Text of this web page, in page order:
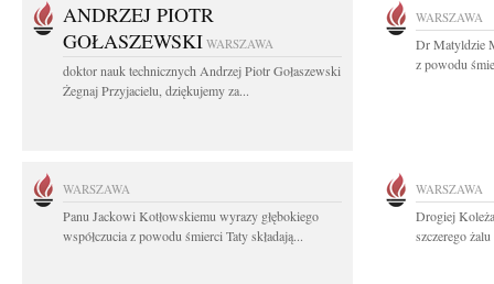
ANDRZEJ PIOTR
GOŁASZEWSKI WARSZAWA
doktor nauk technicznych Andrzej Piotr Gołaszewski
Żegnaj Przyjacielu, dziękujemy za...
WARSZAWA
Dr Matyldzie
z powodu
WARSZAWA
Panu Jackowi Kotłowskiemu wyrazy głębokiego
współczucia z powodu śmierci Taty składają...
WARSZAWA
Drogiej
szczerego